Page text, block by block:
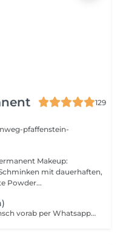
129
pfaffenstein-
Makeup:
dauerhaften,
Powder...
Schick mir bitte Deinen Tattoowunsch vorab per Whatsapp 094138224969 zu, damit wir alles weitere besprechen können.